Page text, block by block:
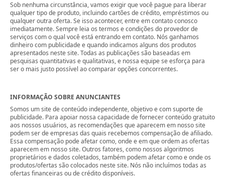
Sob nenhuma circunstância, vamos exigir que você pague para liberar
qualquer tipo de produto, incluindo cartões de crédito, empréstimos ou
qualquer outra oferta. Se isso acontecer, entre em contato conosco
imediatamente. Sempre leia os termos e condições do provedor de
serviços com o qual você está entrando em contato. Nós ganhamos
dinheiro com publicidade e quando indicamos alguns dos produtos
apresentados neste site. Todas as publicações são baseadas em
pesquisas quantitativas e qualitativas, e nossa equipe se esforça para
ser o mais justo possível ao comparar opções concorrentes.
INFORMAÇÃO SOBRE ANUNCIANTES
Somos um site de conteúdo independente, objetivo e com suporte de
publicidade. Para apoiar nossa capacidade de fornecer conteúdo gratuito
aos nossos usuários, as recomendações que aparecem em nosso site
podem ser de empresas das quais recebemos compensação de afiliado.
Essa compensação pode afetar como, onde e em que ordem as ofertas
aparecem em nosso site. Outros fatores, como nossos algoritmos
proprietários e dados coletados, também podem afetar como e onde os
produtos/ofertas são colocados neste site. Nós não incluímos todas as
ofertas financeiras ou de crédito disponíveis.